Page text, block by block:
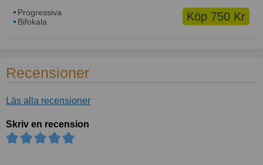
Köp 750 Kr
Progressiva
Bifokala
Recensioner
Läs alla recensioner
Skriv en recension